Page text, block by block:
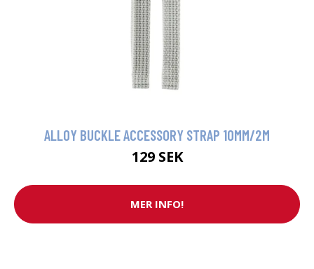
ALLOY BUCKLE ACCESSORY STRAP 10MM/2M
129 SEK
MER INFO!